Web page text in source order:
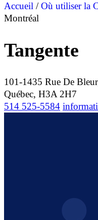
Accueil /Où utiliser la
Montréal
Tangente
101-1435 Rue De
Québec, H3A 2H7
514 525-5584